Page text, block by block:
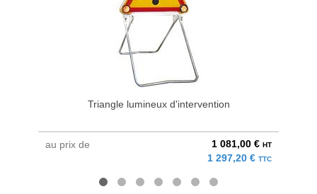
Triangle lumineux d'intervention
au prix de 1 081,00 € HT
1 297,20 € TTC